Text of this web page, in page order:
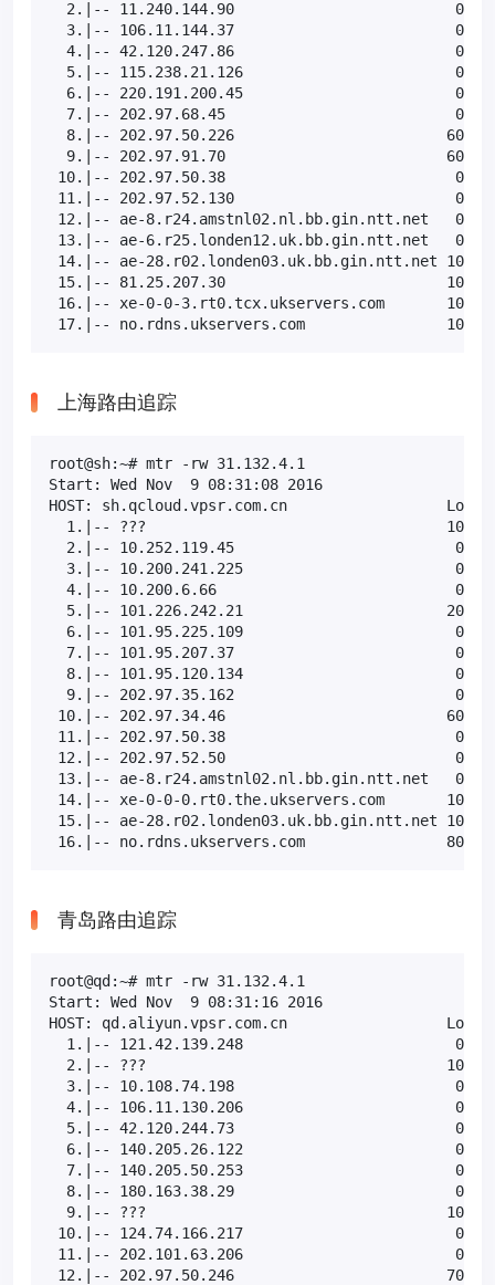
2.|-- 11.240.144.90
3.|-- 106.11.144.37
4.|-- 42.120.247.86
5.|-- 115.238.21.126
6.|-- 220.191.200.45
7.|-- 202.97.68.45
8.|-- 202.97.50.226
9.|-- 202.97.91.70
10.|-- 202.97.50.38                          0.0%
11.|-- 202.97.52.130                         0.0%
12.|-- ae-8.r24.amstnl02.nl.bb.gin.ntt.net
13.|-- ae-6.r25.londen12.uk.bb.gin.ntt.net
14.|-- ae-28.r02.londen03.uk.bb.gin.ntt.net
15.|-- 81.25.207.30                         10.0%
16.|-- xe-0-0-3.rt0.tcx.ukservers.com
17.|-- no.rdns.ukservers.com                10.0%
上海路由追踪
root@sh:~# mtr -rw 31.132.4.1
Start: Wed Nov  9 08:31:08 2016
HOST: sh.qcloud.vpsr.com.cn
1.|-- ???
2.|-- 10.252.119.45
3.|-- 10.200.241.225
4.|-- 10.200.6.66
5.|-- 101.226.242.21
6.|-- 101.95.225.109
7.|-- 101.95.207.37
8.|-- 101.95.120.134
9.|-- 202.97.35.162
10.|-- 202.97.34.46
11.|-- 202.97.50.38                          0.0%
12.|-- 202.97.52.50                          0.0%
13.|-- ae-8.r24.amstnl02.nl.bb.gin.ntt.net
14.|-- xe-0-0-0.rt0.the.ukservers.com
15.|-- ae-28.r02.londen03.uk.bb.gin.ntt.net
16.|-- no.rdns.ukservers.com                80.0%
青岛路由追踪
root@qd:~# mtr -rw 31.132.4.1
Start: Wed Nov  9 08:31:16 2016
HOST: qd.aliyun.vpsr.com.cn
1.|-- 121.42.139.248
2.|-- ???
3.|-- 10.108.74.198
4.|-- 106.11.130.206
5.|-- 42.120.244.73
6.|-- 140.205.26.122
7.|-- 140.205.50.253
8.|-- 180.163.38.29
9.|-- ???
10.|-- 124.74.166.217                        0.0%
11.|-- 202.101.63.206                        0.0%
12.|-- 202.97.50.246                        70.0%